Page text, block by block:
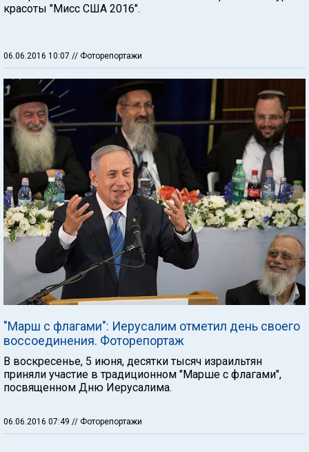
красоты "Мисс США 2016".
06.06.2016 10:07 // Фоторепортажи
"Марш с флагами": Иерусалим отметил день своего
воссоединения. Фоторепортаж
В воскресенье, 5 июня, десятки тысяч израильтян
приняли участие в традиционном "Марше с флагами",
посвященном Дню Иерусалима.
06.06.2016 07:49 // Фоторепортажи